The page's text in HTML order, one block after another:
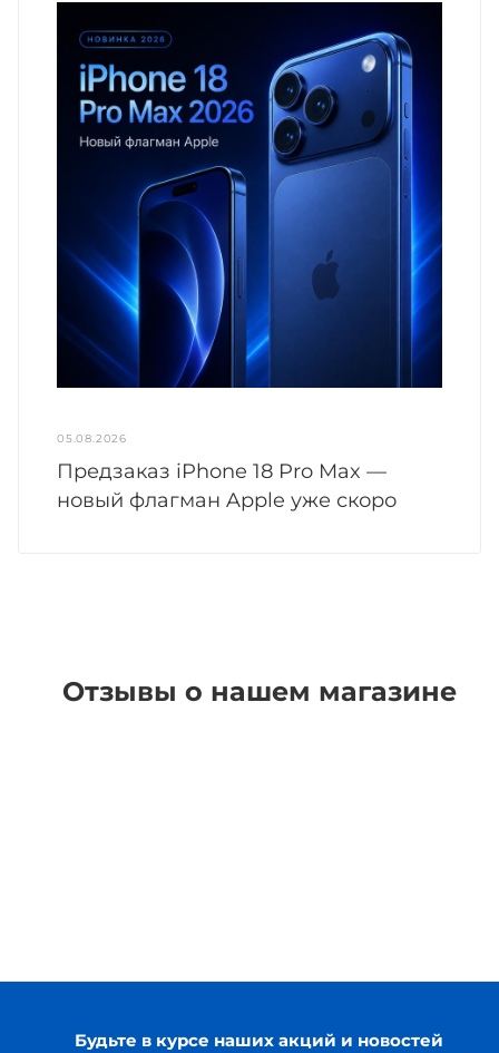
05.08.2026
Предзаказ iPhone 18 Pro Max —
новый флагман Apple уже скоро
Отзывы о нашем магазине
Будьте в курсе наших акций и новостей